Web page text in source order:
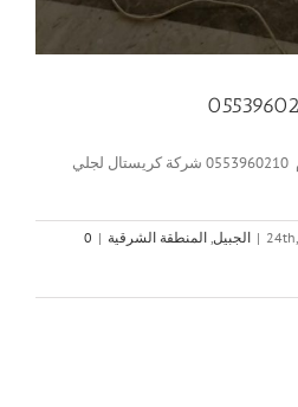
تلميع الرخام بالكريستال بالدمام 0553960210 شركة كريستال لجلي
| الجبيل, المنطقة الشرقية |
0